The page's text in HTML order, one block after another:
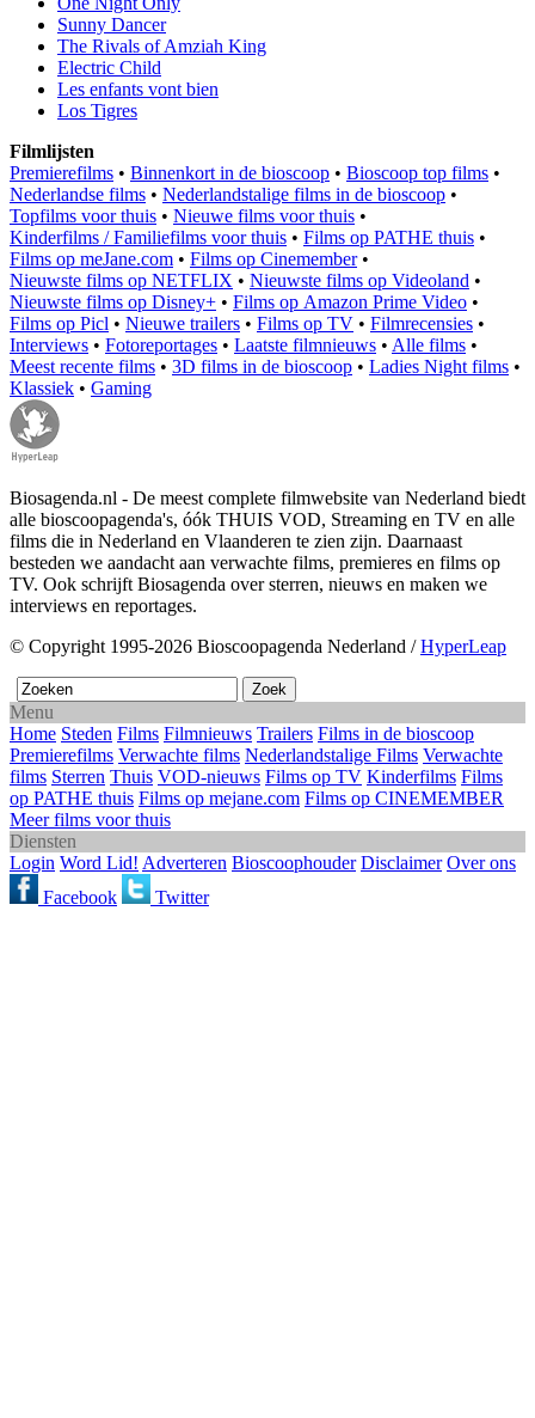
Sunny Dancer
The Rivals of Amziah King
Electric Child
Les enfants vont bien
Los Tigres
Filmlijsten
Premierefilms • Binnenkort in de bioscoop • Bioscoop top films •
Nederlandse films • Nederlandstalige films in de bioscoop •
Topfilms voor thuis • Nieuwe films voor thuis •
Kinderfilms / Familiefilms voor thuis • Films op PATHE thuis •
Films op meJane.com • Films op Cinemember•
Nieuwste films op NETFLIX • Nieuwste films op Videoland •
Nieuwste films op Disney+ • Films op Amazon Prime Video •
Films op Picl • Nieuwe trailers • Films op TV • Filmrecensies •
Interviews • Fotoreportages • Laatste filmnieuws • Alle films •
Meest recente films • 3D films in de bioscoop • Ladies Night films •
Klassiek • Gaming
Biosagenda.nl - De meest complete filmwebsite van Nederland biedt
alle bioscoopagenda's, óók THUIS VOD, Streaming en TV en alle
films die in Nederland en Vlaanderen te zien zijn. Daarnaast
besteden we aandacht aan verwachte films, premieres en films op
TV. Ook schrijft Biosagenda over sterren, nieuws en maken we
interviews en reportages.
© Copyright 1995-2026 Bioscoopagenda Nederland /HyperLeap
Menu
Home Steden Films Filmnieuws Trailers Films in de bioscoop
Premierefilms Verwachte films Nederlandstalige Films Verwachte
films Sterren Thuis VOD-nieuws Films op TV Kinderfilms Films
op PATHE thuis Films op mejane.com Films op CINEMEMBER
Meer films voor thuis
Diensten
Login Word Lid! Adverteren Bioscoophouder Disclaimer Over ons
Facebook
Twitter